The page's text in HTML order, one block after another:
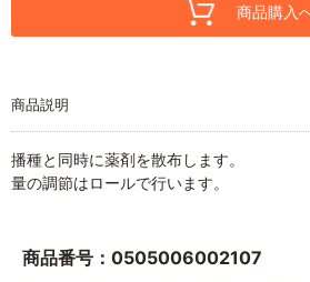
商品購入
商品説明
播種と同時に薬剤を散布します。
量の調節はロールで行います。
商品番号：0505006002107